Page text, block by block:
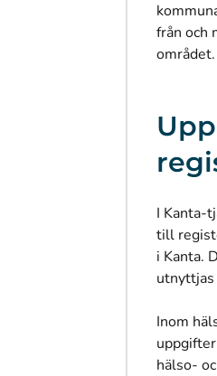
från och
området.
I Kanta-
till
i Kanta.
utnyttjas
Inom
hälso-